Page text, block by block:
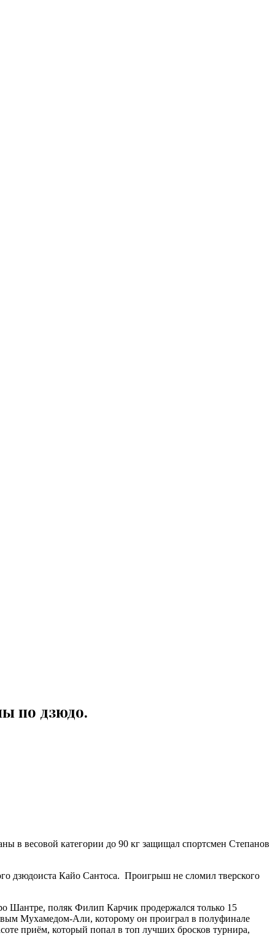
по дзюдо.
в весовой категории до 90 кг защищал спортсмен Степанов
дзюдоиста Кайо Сантоса. Проигрыш не сломил тверского
Шантре, поляк Филип Карчик продержался только 15
Мухамедом-Али, которому он проиграл в полуфинале
приём, который попал в топ лучших бросков турнира,